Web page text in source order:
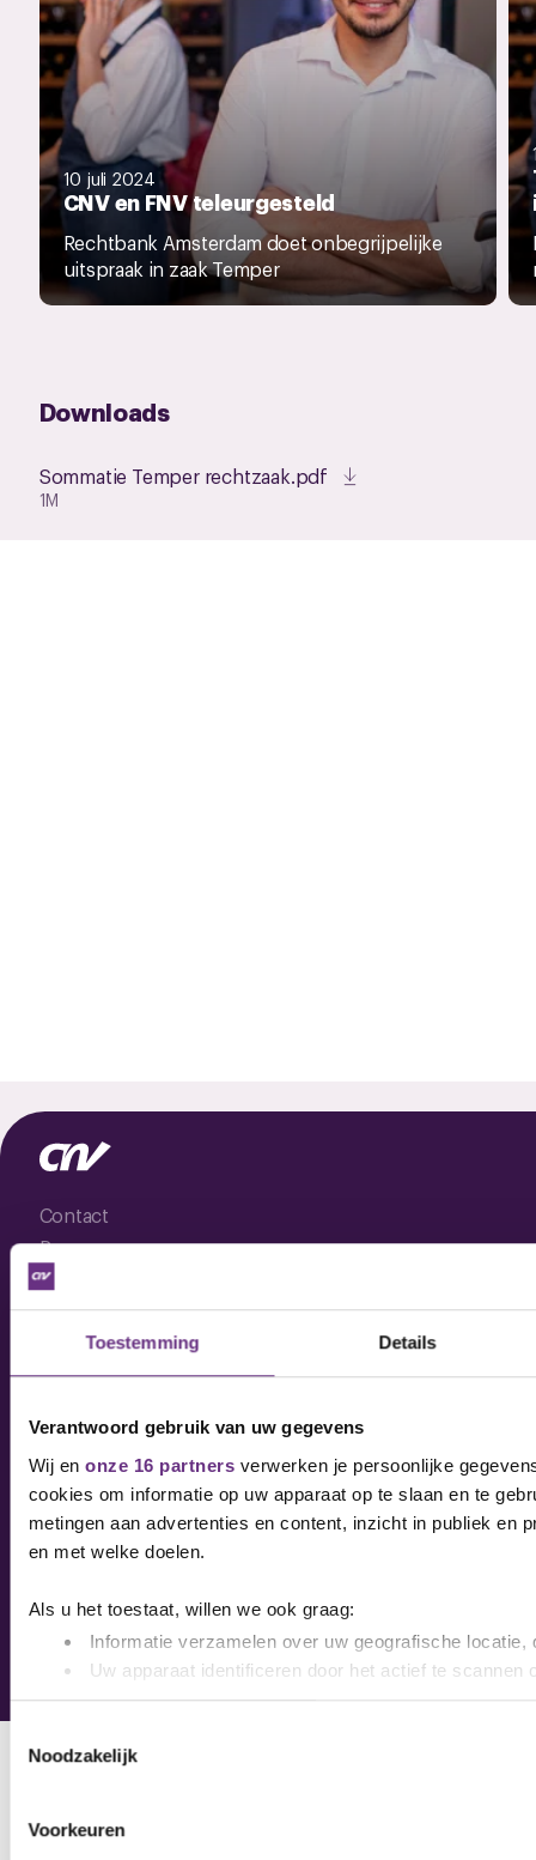
Toestemming Details
Verantwoord gebruik van uw gegevens
Wij en onze 16 partnersverwerken je persoonlijke
cookies om informatie op uw apparaat op te slaan en te
metingen aan advertenties en content, inzicht in publiek en
en met welke doelen.
Als u het toestaat, willen we ook graag:
Informatie verzamelen over uw geografische
Uw apparaat identificeren door het actief te
Lees meer over hoe uw persoonlijke gegevens worden
websiteverkeer te analyseren. Ook delen we informatie
Noodzakelijk
Voorkeuren
10 juli 2024
CNV en FNV teleurgesteld
Rechtbank Amsterdam doet onbegrijpelijke
uitspraak in zaak Temper
Downloads
Sommatie Temper rechtzaak.pdf
1M
Contact
Pers
Nieuwsbrief
Vacatures
CNV Internationaal
Cookies
Privacyverklaring
Statuten en reglementen
Copyright © 2025 CNV